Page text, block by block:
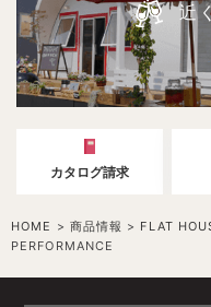
近
カタログ請求
HOME > 商品情報 > FLAT
PERFORMANCE